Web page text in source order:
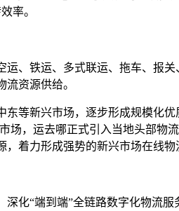
率。
、铁运、多式联运、拖车、报
资源供给。
等新兴市场，逐步形成规模化
场，运去哪正式引入当地头部
着力形成强势的新兴市场在线物
化“端到端”全链路数字化物流服